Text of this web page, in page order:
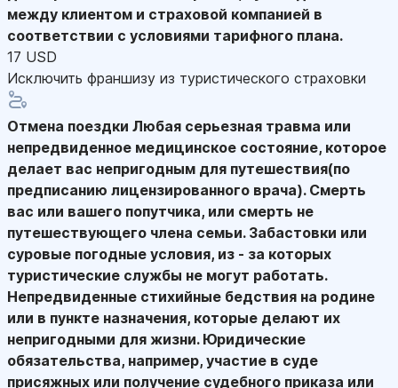
между клиентом и страховой компанией в
соответствии с условиями тарифного плана.
17 USD
Исключить франшизу из туристического страховки
Отмена поездки Любая серьезная травма или
непредвиденное медицинское состояние, которое
делает вас непригодным для путешествия(по
предписанию лицензированного врача). Смерть
вас или вашего попутчика, или смерть не
путешествующего члена семьи. Забастовки или
суровые погодные условия, из - за которых
туристические службы не могут работать.
Непредвиденные стихийные бедствия на родине
или в пункте назначения, которые делают их
непригодными для жизни. Юридические
обязательства, например, участие в суде
присяжных или получение судебного приказа или